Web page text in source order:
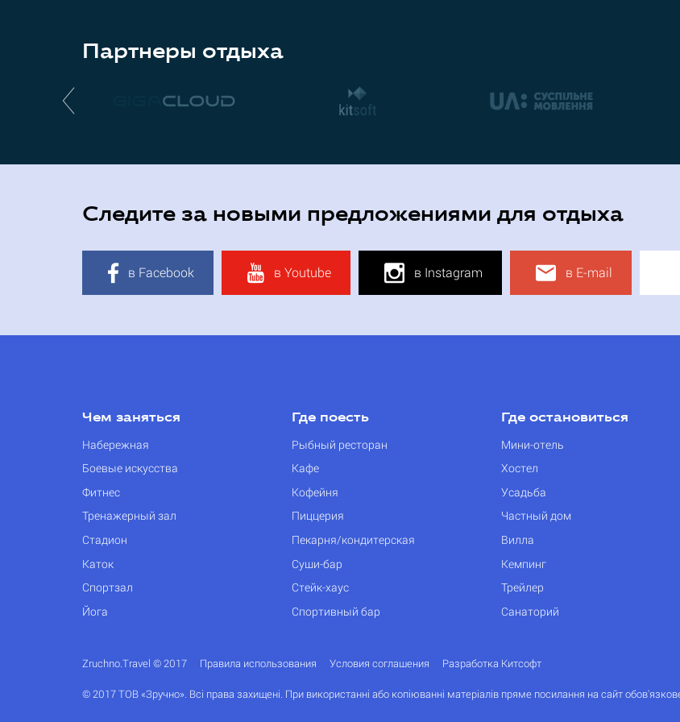
Партнеры отдыха
Следите за новыми предложениями для отдыха
в Facebook в Youtube в Instagram в E-mail
Чем заняться
Набережная
Боевые искусства
Фитнес
Тренажерный зал
Стадион
Каток
Спортзал
Йога
Где поесть
Рыбный ресторан
Кафе
Кофейня
Пиццерия
Пекарня/кондитерская
Суши-бар
Стейк-хаус
Спортивный бар
Где остановиться
Мини-отель
Хостел
Усадьба
Частный дом
Вилла
Кемпинг
Трейлер
Санаторий
Zruchno.Travel © 2017 Правила использования Условия соглашения Разработка Китсофт
© 2017 ТОВ «Зручно». Всі права захищені. При використанні або копіюванні матеріалів пряме посилання на сайт